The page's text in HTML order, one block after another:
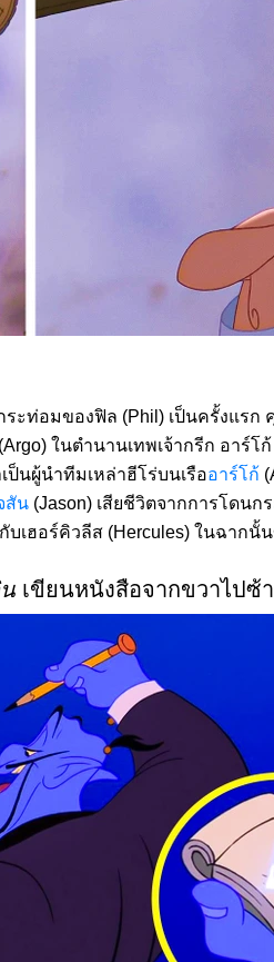
ะท่อมของฟิล (Phil) เป็นครั้งแรก
ในตำนานเทพเจ้ากรีก อาร์โก้
ป็นผู้นำทีมเหล่าฮีโร่บนเรืออาร์โก้
สัน (Jason) เสียชีวิตจากการโดนก
เฮอร์คิวลีส (Hercules) ในฉากนั้
เขียนหนังสือจากขวาไปซ้